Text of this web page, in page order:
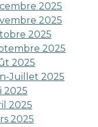
2025
2025
2025
2025
2025
Juillet 2025
2025
2025
2025